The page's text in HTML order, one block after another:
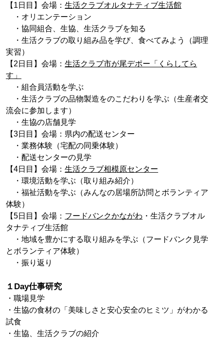
【1日目】会場： 生活クラブオルタナティブ生活館
・オリエンテーション
・協同組合、生協、生活クラブを知る
・生活クラブの取り組み品を学び、食べてみよう（調理
実習）
【2日目】会場： 生活クラブ市が尾デポー「くらしてら
す」
・組合員活動を学ぶ
・生活クラブの品物製造をのこだわりを学ぶ（生産者交
流会に参加します）
・生協の店舗見学
【3日目】会場：県内の配送センター
・業務体験（宅配の同乗体験）
・配送センターの見学
【4日目】会場： 生活クラブ相模原センター
・環境活動を学ぶ（取り組み紹介）
・福祉活動を学ぶ（みんなの居場所訪問とボランティア
体験）
【5日目】会場： フードバンクかながわ ・生活クラブオル
タナティブ生活館
・地域を豊かにする取り組みを学ぶ（フードバンク見学
とボランティア体験）
・振り返り
１Day仕事研究
・職場見学
・生協の食材の「美味しさと安心安全のヒミツ」がわかる
試食
・生協、生活クラブの紹介